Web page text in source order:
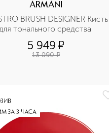
ARMANI
BRUSH DESIGNER Кисть
5 949 ¤
13 090 ¤
ЗА 3 ЧАСА